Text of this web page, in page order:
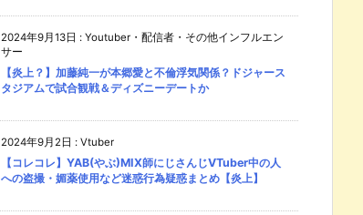
2024年9月13日 : Youtuber・配信者・その他インフルエン
サー
【炎上？】加藤純一が本郷愛と不倫浮気関係？ドジャース
タジアムで試合観戦＆ディズニーデートか
2024年9月2日 : Vtuber
【コレコレ】YAB(やぶ)MIX師にじさんじVTuber中の人
への盗撮・媚薬使用など迷惑行為疑惑まとめ【炎上】